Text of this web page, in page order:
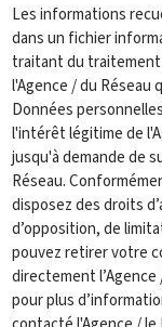
Les informations
dans un fichier
traitant du
l'Agence / du Réseau
Données
l'intérêt légitime de
jusqu'à demande de
Réseau.
disposez des droits
d’opposition, de
pouvez retirer votre
directement
pour plus